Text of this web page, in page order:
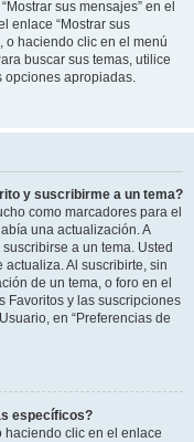
sus mensajes” en el
enlace “Mostrar sus
o haciendo clic en el menú
buscar sus temas, utilice
opciones apropiadas.
y suscribirme a un tema?
como marcadores para el
una actualización. A
a un tema. Usted
Al suscribirte, sin
de un tema, o foro en el
Favoritos y las suscripciones
en “Preferencias de
específicos?
haciendo clic en el enlace